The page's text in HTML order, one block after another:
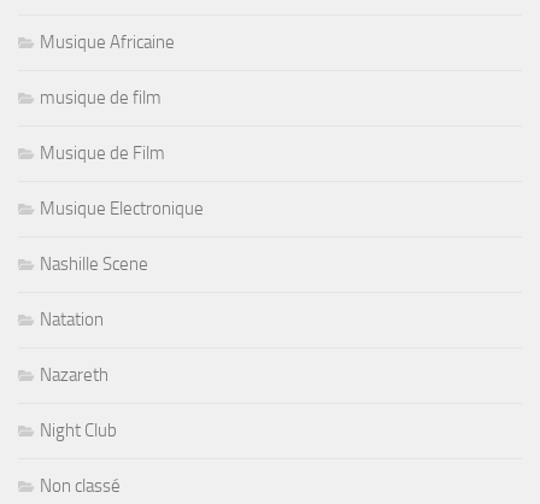
Musique Africaine
musique de film
Musique de Film
Musique Electronique
Nashille Scene
Natation
Nazareth
Night Club
Non classé